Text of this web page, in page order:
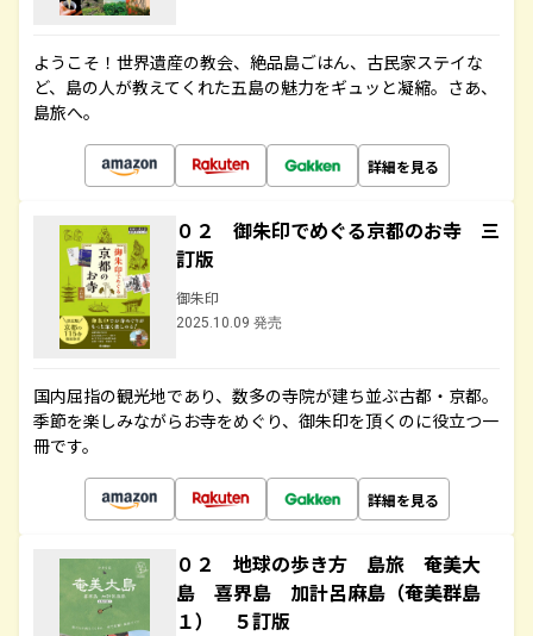
ようこそ！世界遺産の教会、絶品島ごはん、古民家ステイな
ど、島の人が教えてくれた五島の魅力をギュッと凝縮。さあ、
島旅へ。
詳細を見る
０２ 御朱印でめぐる京都のお寺 三
訂版
御朱印
2025.10.09 発売
国内屈指の観光地であり、数多の寺院が建ち並ぶ古都・京都。
季節を楽しみながらお寺をめぐり、御朱印を頂くのに役立つ一
冊です。
詳細を見る
０２ 地球の歩き方 島旅 奄美大
島 喜界島 加計呂麻島（奄美群島
１） ５訂版